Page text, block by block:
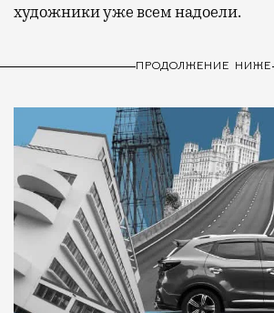
художники уже всем надоели.
ПРОДОЛЖЕНИЕ НИЖЕ